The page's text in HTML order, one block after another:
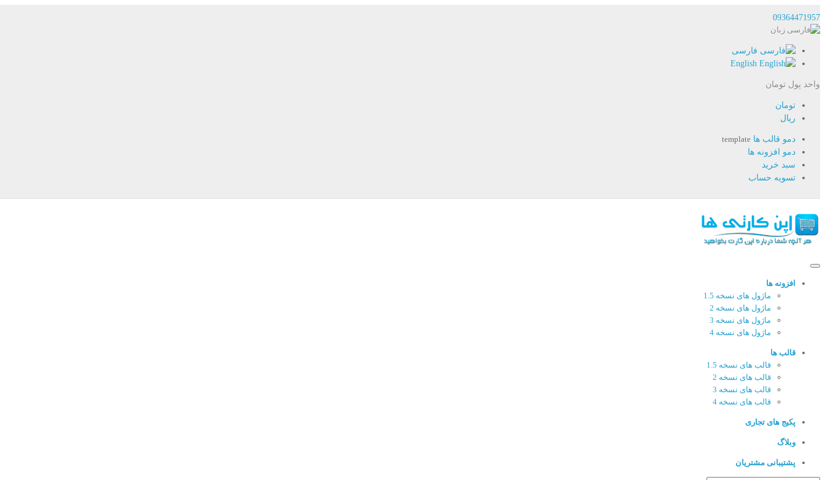
09364471957
زبان
فارسی
واحد پول تومان
تومان
ریال
دمو قالب ها template
دمو افزونه ها
سبد خرید
تسویه حساب
افزونه ها
ماژول های نسخه 1.5
ماژول های نسخه 2
ماژول های نسخه 3
ماژول های نسخه 4
قالب ها
قالب های نسخه 1.5
قالب های نسخه 2
قالب های نسخه 3
قالب های نسخه 4
پکیج های تجاری
وبلاگ
پشتیبانی مشتریان